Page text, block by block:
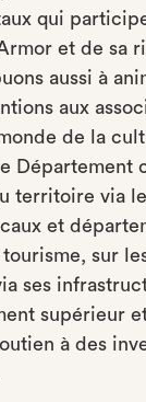
qui
et de sa
aussi à
aux
de la
Département
territoire via
et
sur
ses
supérieur
à des